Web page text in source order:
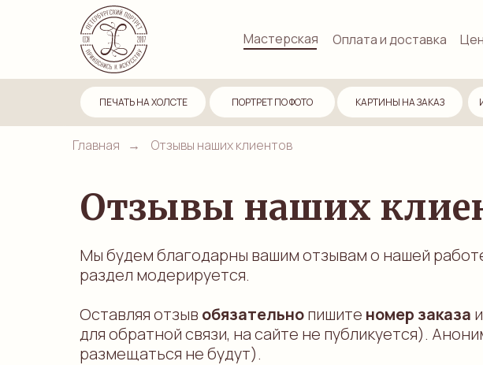
Оплата и доставка
Мастерская
ПЕЧАТЬ НА ХОЛСТЕ ПОРТРЕТ ПО ФОТО КАРТИНЫ НА ЗАКАЗ
Главная → Отзывы наших клиентов
Отзывы наших
Мы будем благодарны вашим отзывам о нашей
раздел модерируется.
Оставляя отзыв обязательнопишите номер заказа и
для обратной связи, на сайте не публикуется).
размещаться не будут).